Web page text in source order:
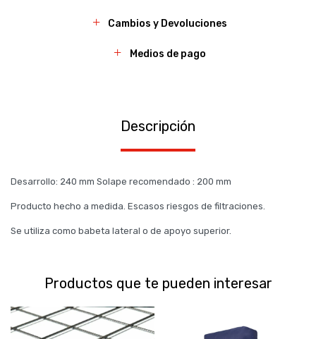
Cambios y Devoluciones
Medios de pago
Descripción
Desarrollo: 240 mm Solape recomendado : 200 mm
Producto hecho a medida. Escasos riesgos de filtraciones.
Se utiliza como babeta lateral o de apoyo superior.
Productos que te pueden interesar